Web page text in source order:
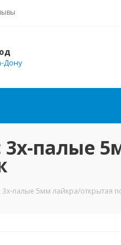
Дону
палые
3х-палые 5мм лайкра/открытая